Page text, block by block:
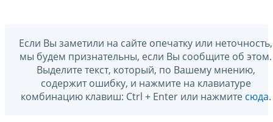
Если Вы заметили на сайте опечатку или неточность,
мы будем признательны, если Вы сообщите об этом.
Выделите текст, который, по Вашему мнению,
содержит ошибку, и нажмите на клавиатуре
комбинацию клавиш: Ctrl + Enter или нажмите сюда.